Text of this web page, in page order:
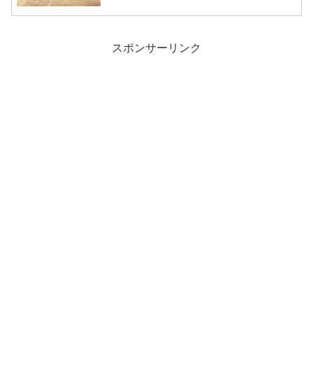
スポンサーリンク